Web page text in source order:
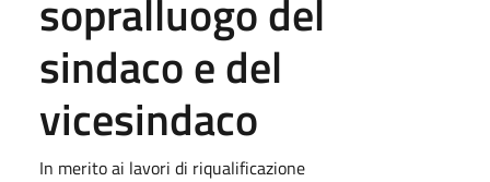
sopralluogo del
sindaco e del
vicesindaco
In merito ai lavori di riqualificazione